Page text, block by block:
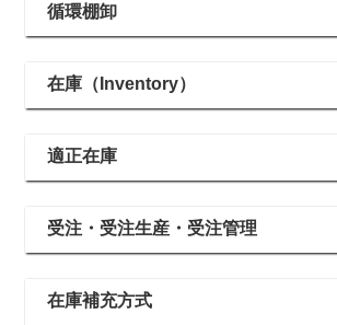
循環棚卸
在庫（Inventory）
適正在庫
受注・受注生産・受注管理
在庫補充方式